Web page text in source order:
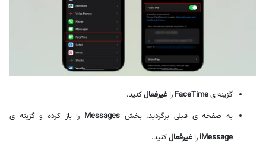
گزینه یFaceTime را غیرفعالکنید.
به صفحه ی قبلی برگردید، بخش Messages را باز کرده و گزینه ی
iMessage را غیرفعالکنید.